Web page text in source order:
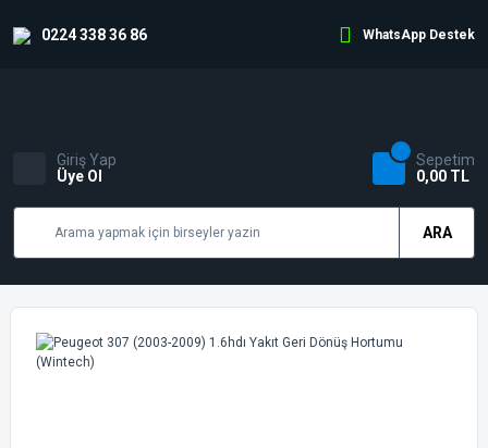
0224 338 36 86 WhatsApp Destek
ARA
Giriş Yap
Üye Ol
Sepetim
0,00 TL